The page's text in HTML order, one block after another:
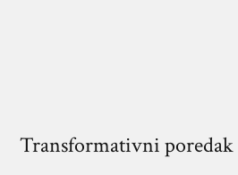
Transformativni poredak